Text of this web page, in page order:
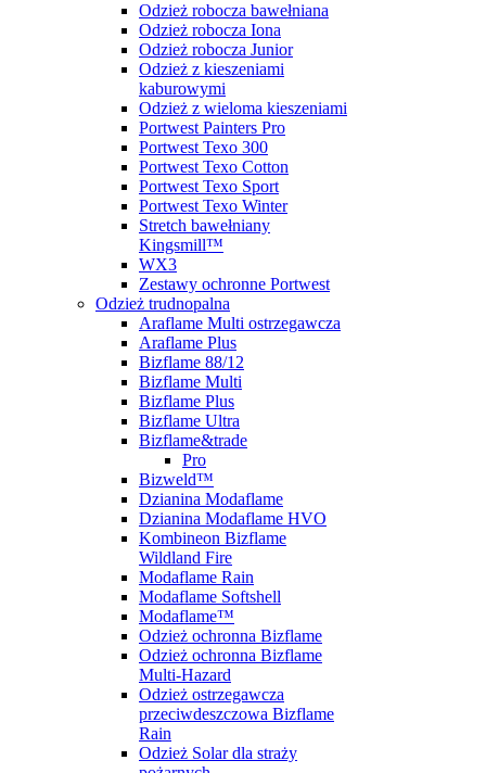
Odzież robocza bawełniana
Odzież robocza Iona
Odzież robocza Junior
Odzież z kieszeniami
kaburowymi
Odzież z wieloma kieszeniami
Portwest Painters Pro
Portwest Texo 300
Portwest Texo Cotton
Portwest Texo Sport
Portwest Texo Winter
Stretch bawełniany
Kingsmill™
WX3
Zestawy ochronne Portwest
Odzież trudnopalna
Araflame Multi ostrzegawcza
Araflame Plus
Bizflame 88/12
Bizflame Multi
Bizflame Plus
Bizflame Ultra
Bizflame&trade
Pro
Bizweld™
Dzianina Modaflame
Dzianina Modaflame HVO
Kombineon Bizflame
Wildland Fire
Modaflame Rain
Modaflame Softshell
Modaflame™
Odzież ochronna Bizflame
Odzież ochronna Bizflame
Multi-Hazard
Odzież ostrzegawcza
przeciwdeszczowa Bizflame
Rain
Odzież Solar dla straży